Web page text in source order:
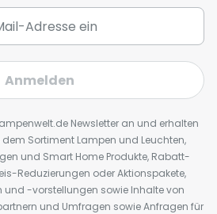
Anmelden
Newsletter an und erhalten
Sortiment Lampen und Leuchten,
und Smart Home Produkte, Rabatt-
Reduzierungen oder Aktionspakete,
und -vorstellungen sowie Inhalte von
und Umfragen sowie Anfragen für